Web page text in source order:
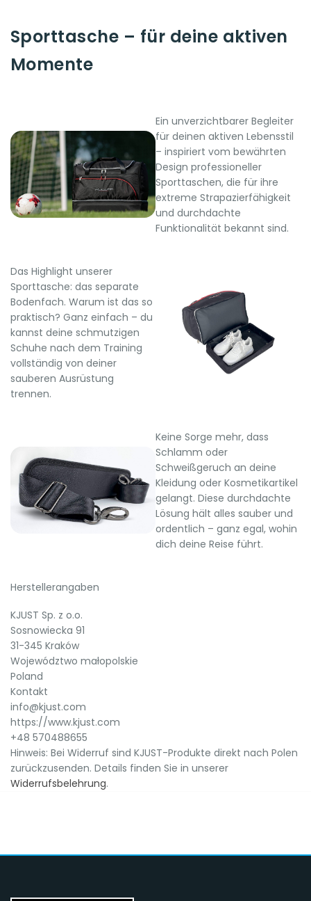
Sporttasche – für deine aktiven
Momente
Ein unverzichtbarer Begleiter
für deinen aktiven Lebensstil
– inspiriert vom bewährten
Design professioneller
Sporttaschen, die für ihre
extreme Strapazierfähigkeit
und durchdachte
Funktionalität bekannt sind.
Das Highlight unserer
Sporttasche: das separate
Bodenfach. Warum ist das so
praktisch? Ganz einfach – du
kannst deine schmutzigen
Schuhe nach dem Training
vollständig von deiner
sauberen Ausrüstung
trennen.
Keine Sorge mehr, dass
Schlamm oder
Schweißgeruch an deine
Kleidung oder Kosmetikartikel
gelangt. Diese durchdachte
Lösung hält alles sauber und
ordentlich – ganz egal, wohin
dich deine Reise führt.
Herstellerangaben
KJUST Sp. z o.o.
Sosnowiecka 91
31-345 Kraków
Województwo małopolskie
Poland
Kontakt
info@kjust.com
https://www.kjust.com
+48 570488655
Hinweis: Bei Widerruf sind KJUST-Produkte direkt nach Polen
zurückzusenden. Details finden Sie in unserer
Widerrufsbelehrung.